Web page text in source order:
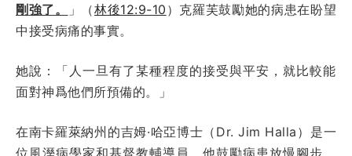
剛強了。
」（林後12:9-10 ）克羅芙鼓勵她的病患在盼望
中接受病痛的事實。
她說：「人一旦有了某種程度的接受與平安，就比較能
面對神爲他們所預備的。」
在南卡羅萊納州的吉姆·哈亞博士（Dr. Jim Halla）是一
位風溼病學家和基督教輔導員，他鼓勵病患放慢腳步，